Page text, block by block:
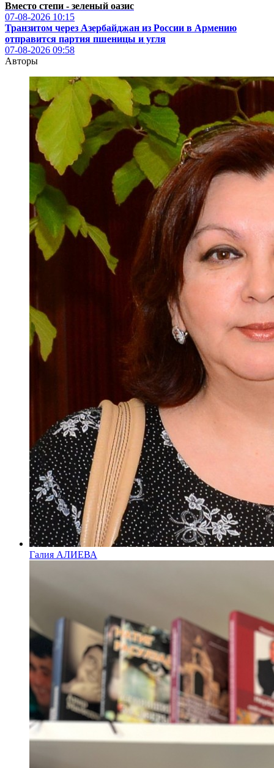
Вместо степи - зеленый оазис
07-08-2026 10:15
Транзитом через Азербайджан из России в Армению
отправится партия пшеницы и угля
07-08-2026 09:58
Авторы
Галия АЛИЕВА